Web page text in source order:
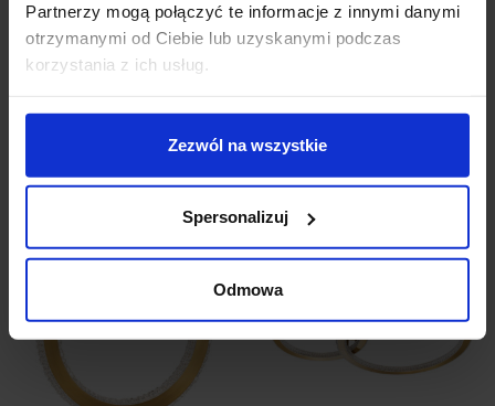
Partnerzy mogą połączyć te informacje z innymi danymi
otrzymanymi od Ciebie lub uzyskanymi podczas
korzystania z ich usług.
Zezwól na wszystkie
Spersonalizuj
Odmowa
LUCES MONTE LE41691
wisząca LED 56W złota
1 618,00 zł
Zobacz szczegóły
LUCES MONTE
526,00 zł
Zobacz szczegóły